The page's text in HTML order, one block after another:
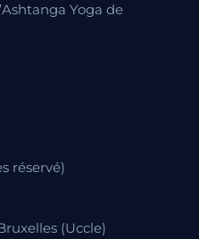
Yoga de
réservé)
(Uccle)